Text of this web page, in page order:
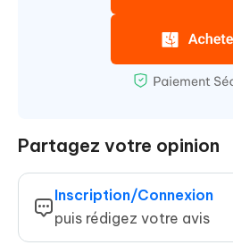
Partagez votre opinion
Inscription/Connexion
puis rédigez votre avis